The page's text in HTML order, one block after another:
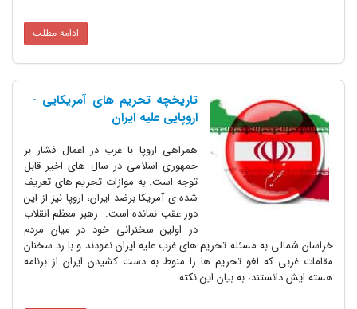
ادامه مطلب
تاریخچه تحریم های آمریکایی -
اروپایی علیه ایران
همراهی اروپا با غرب در اعمال فشار بر
جمهوری اسلامی در سال های اخیر قابل
توجه است. به موازات تحریم های تعریف
شده ی آمریکا برضد ایران، اروپا نیز از این
دور عقب نمانده است. رهبر معظم انقلاب
در اولین سخنرانی خود در میان مردم
خراسان شمالی به مسئله تحریم های غرب علیه ایران نمودند و با رد سخنان
مقامات غربی که لغو تحریم ها را منوط به دست کشیدن ایران از برنامه
هسته ایش دانستند، به بیان این نکته...